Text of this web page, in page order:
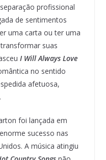
profissional
de sentimentos
uma carta ou ter uma
suas
I Will Always Love
no sentido
afetuosa,
foi lançada em
sucesso nas
A música atingiu